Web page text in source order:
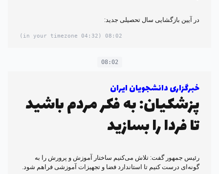
در آیین بازگشایی سال تحصیلی جدید:
08:02
(04:32 in your timezone)
08:02
خبرگزاری دانشجویان ایران
پزشکیان: به فکر مردم باشید
تا فردا را بسازید
رئیس جمهور گفت: تلاش می‌کنیم ساختار آموزش و پرورش را به
گونه‌ای درست کنیم تا استاندارد فضا و تجهیزات آموزشی فراهم شود.